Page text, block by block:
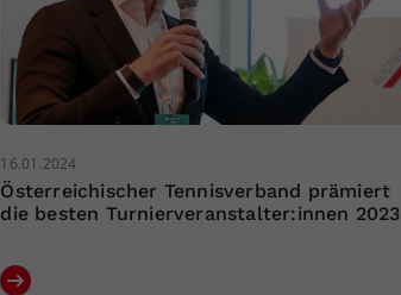
16.01.2024
Österreichischer Tennisverband prämiert
die besten Turnierveranstalter:innen 2023